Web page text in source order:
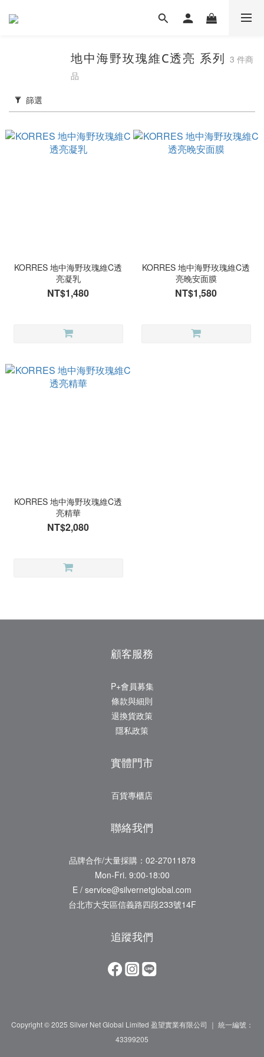
地中海野玫瑰維C透亮 系列 3 件商
品
篩選
KORRES 地中海野玫瑰維C透
亮凝乳
NT$1,480
KORRES 地中海野玫瑰維C透
亮晚安面膜
NT$1,580
KORRES 地中海野玫瑰維C透
亮精華
NT$2,080
顧客服務
P+會員募集
條款與細則
退換貨政策
隱私政策
實體門市
百貨專櫃店
聯絡我們
品牌合作/大量採購：02-27011878
Mon-Fri. 9:00-18:00
E / service@silvernetglobal.com
台北市大安區信義路四段233號14F
追蹤我們
Copyright © 2025 Silver Net Global Limited 盈望實業有限公司 ｜ 統一編號：
43399205